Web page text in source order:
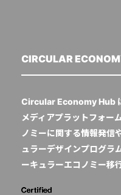
CIRCULAR
Circular Economy Hub
メディアプラットフォー
ノミーに関する情報発信
ュラーデザインプログラ
ーキュラーエコノミー移